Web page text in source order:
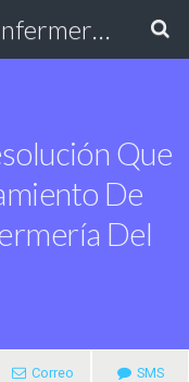
Excmo. Colegio de Enfermería de Cádiz
Que
De
Del
Correo
SMS